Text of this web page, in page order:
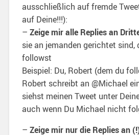
ausschließlich auf fremde
auf Deine!!!):
– Zeige mir alle Replies an
sie an jemanden gerichtet sind,
followst
Beispiel: Du, Robert (dem du
Robert schreibt an @Michael
siehst meinen Tweet unter
auch wenn Du Michael nicht
– Zeige mir nur die Replies an